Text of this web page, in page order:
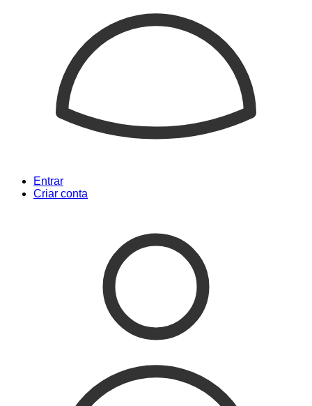
Entrar
Criar conta